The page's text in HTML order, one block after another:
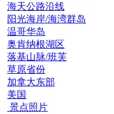
海天公路沿线
阳光海岸/海湾群岛
温哥华岛
奥肯纳根湖区
落基山脉/班芙
草原省份
加拿大东部
美国
景点照片